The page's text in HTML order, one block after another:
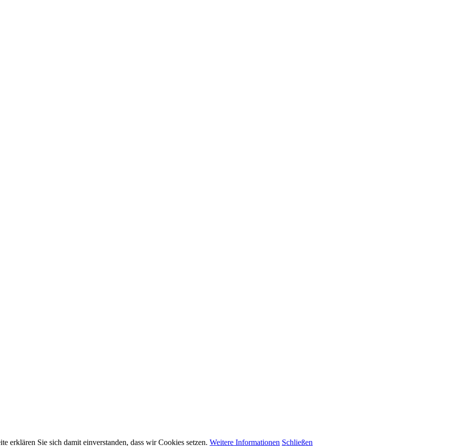
erklären Sie sich damit einverstanden, dass wir Cookies setzen. Weitere Informationen Schließen